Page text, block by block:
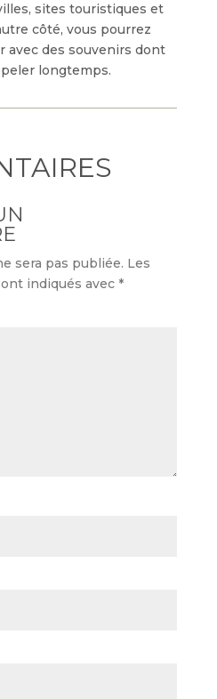
sites touristiques et
côté, vous pourrez
avec des souvenirs dont
longtemps.
sera pas publiée. Les
indiqués avec *